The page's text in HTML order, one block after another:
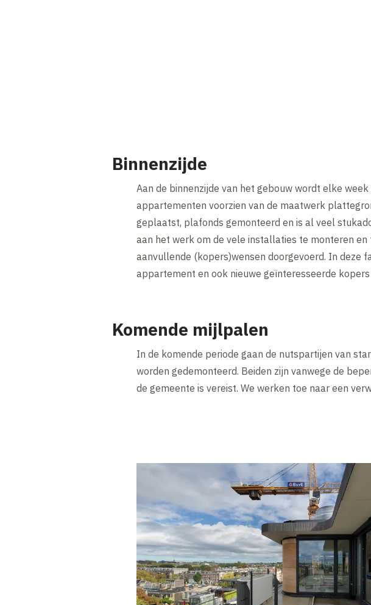
Binnenzijde
Aan de binnenzijde van het gebouw wordt elke
appartementen voorzien van de maatwerk
geplaatst, plafonds gemonteerd en is al veel
aan het werk om de vele installaties te monteren
aanvullende (kopers)wensen doorgevoerd. In deze
appartement en ook nieuwe geïnteresseerde kopers
Komende mijlpalen
In de komende periode gaan de nutspartijen van
worden gedemonteerd. Beiden zijn vanwege de
de gemeente is vereist. We werken toe naar een